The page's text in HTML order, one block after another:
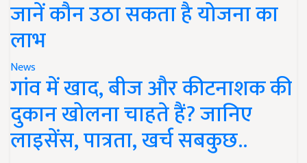
जानें कौन उठा सकता है योजना का
लाभ
News
गांव में खाद, बीज और कीटनाशक की
दुकान खोलना चाहते हैं? जानिए
लाइसेंस, पात्रता, खर्च सबकुछ..